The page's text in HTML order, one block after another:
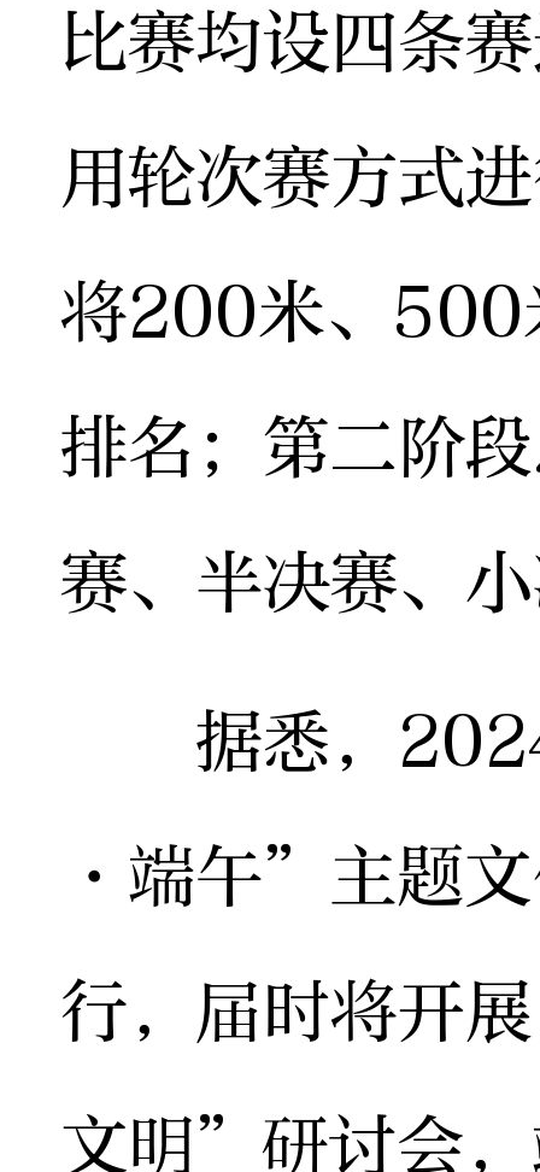
比赛均设四条
用轮次赛方式
将200米、500
排名；第二阶
赛、半决赛、
据悉，2024
·端午”主题文
行，届时将开
文明”研讨会